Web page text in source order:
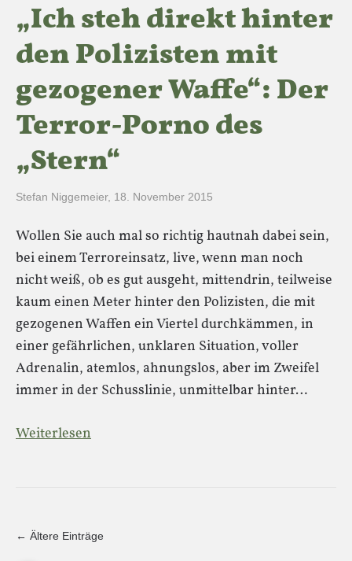
„Ich steh direkt hinter
den Polizisten mit
gezogener Waffe“: Der
Terror-Porno des
„Stern“
Stefan Niggemeier, 18. November 2015
Wollen Sie auch mal so richtig hautnah dabei sein,
bei einem Terroreinsatz, live, wenn man noch
nicht weiß, ob es gut ausgeht, mittendrin, teilweise
kaum einen Meter hinter den Polizisten, die mit
gezogenen Waffen ein Viertel durchkämmen, in
einer gefährlichen, unklaren Situation, voller
Adrenalin, atemlos, ahnungslos, aber im Zweifel
immer in der Schusslinie, unmittelbar hinter…
Weiterlesen
← Ältere Einträge